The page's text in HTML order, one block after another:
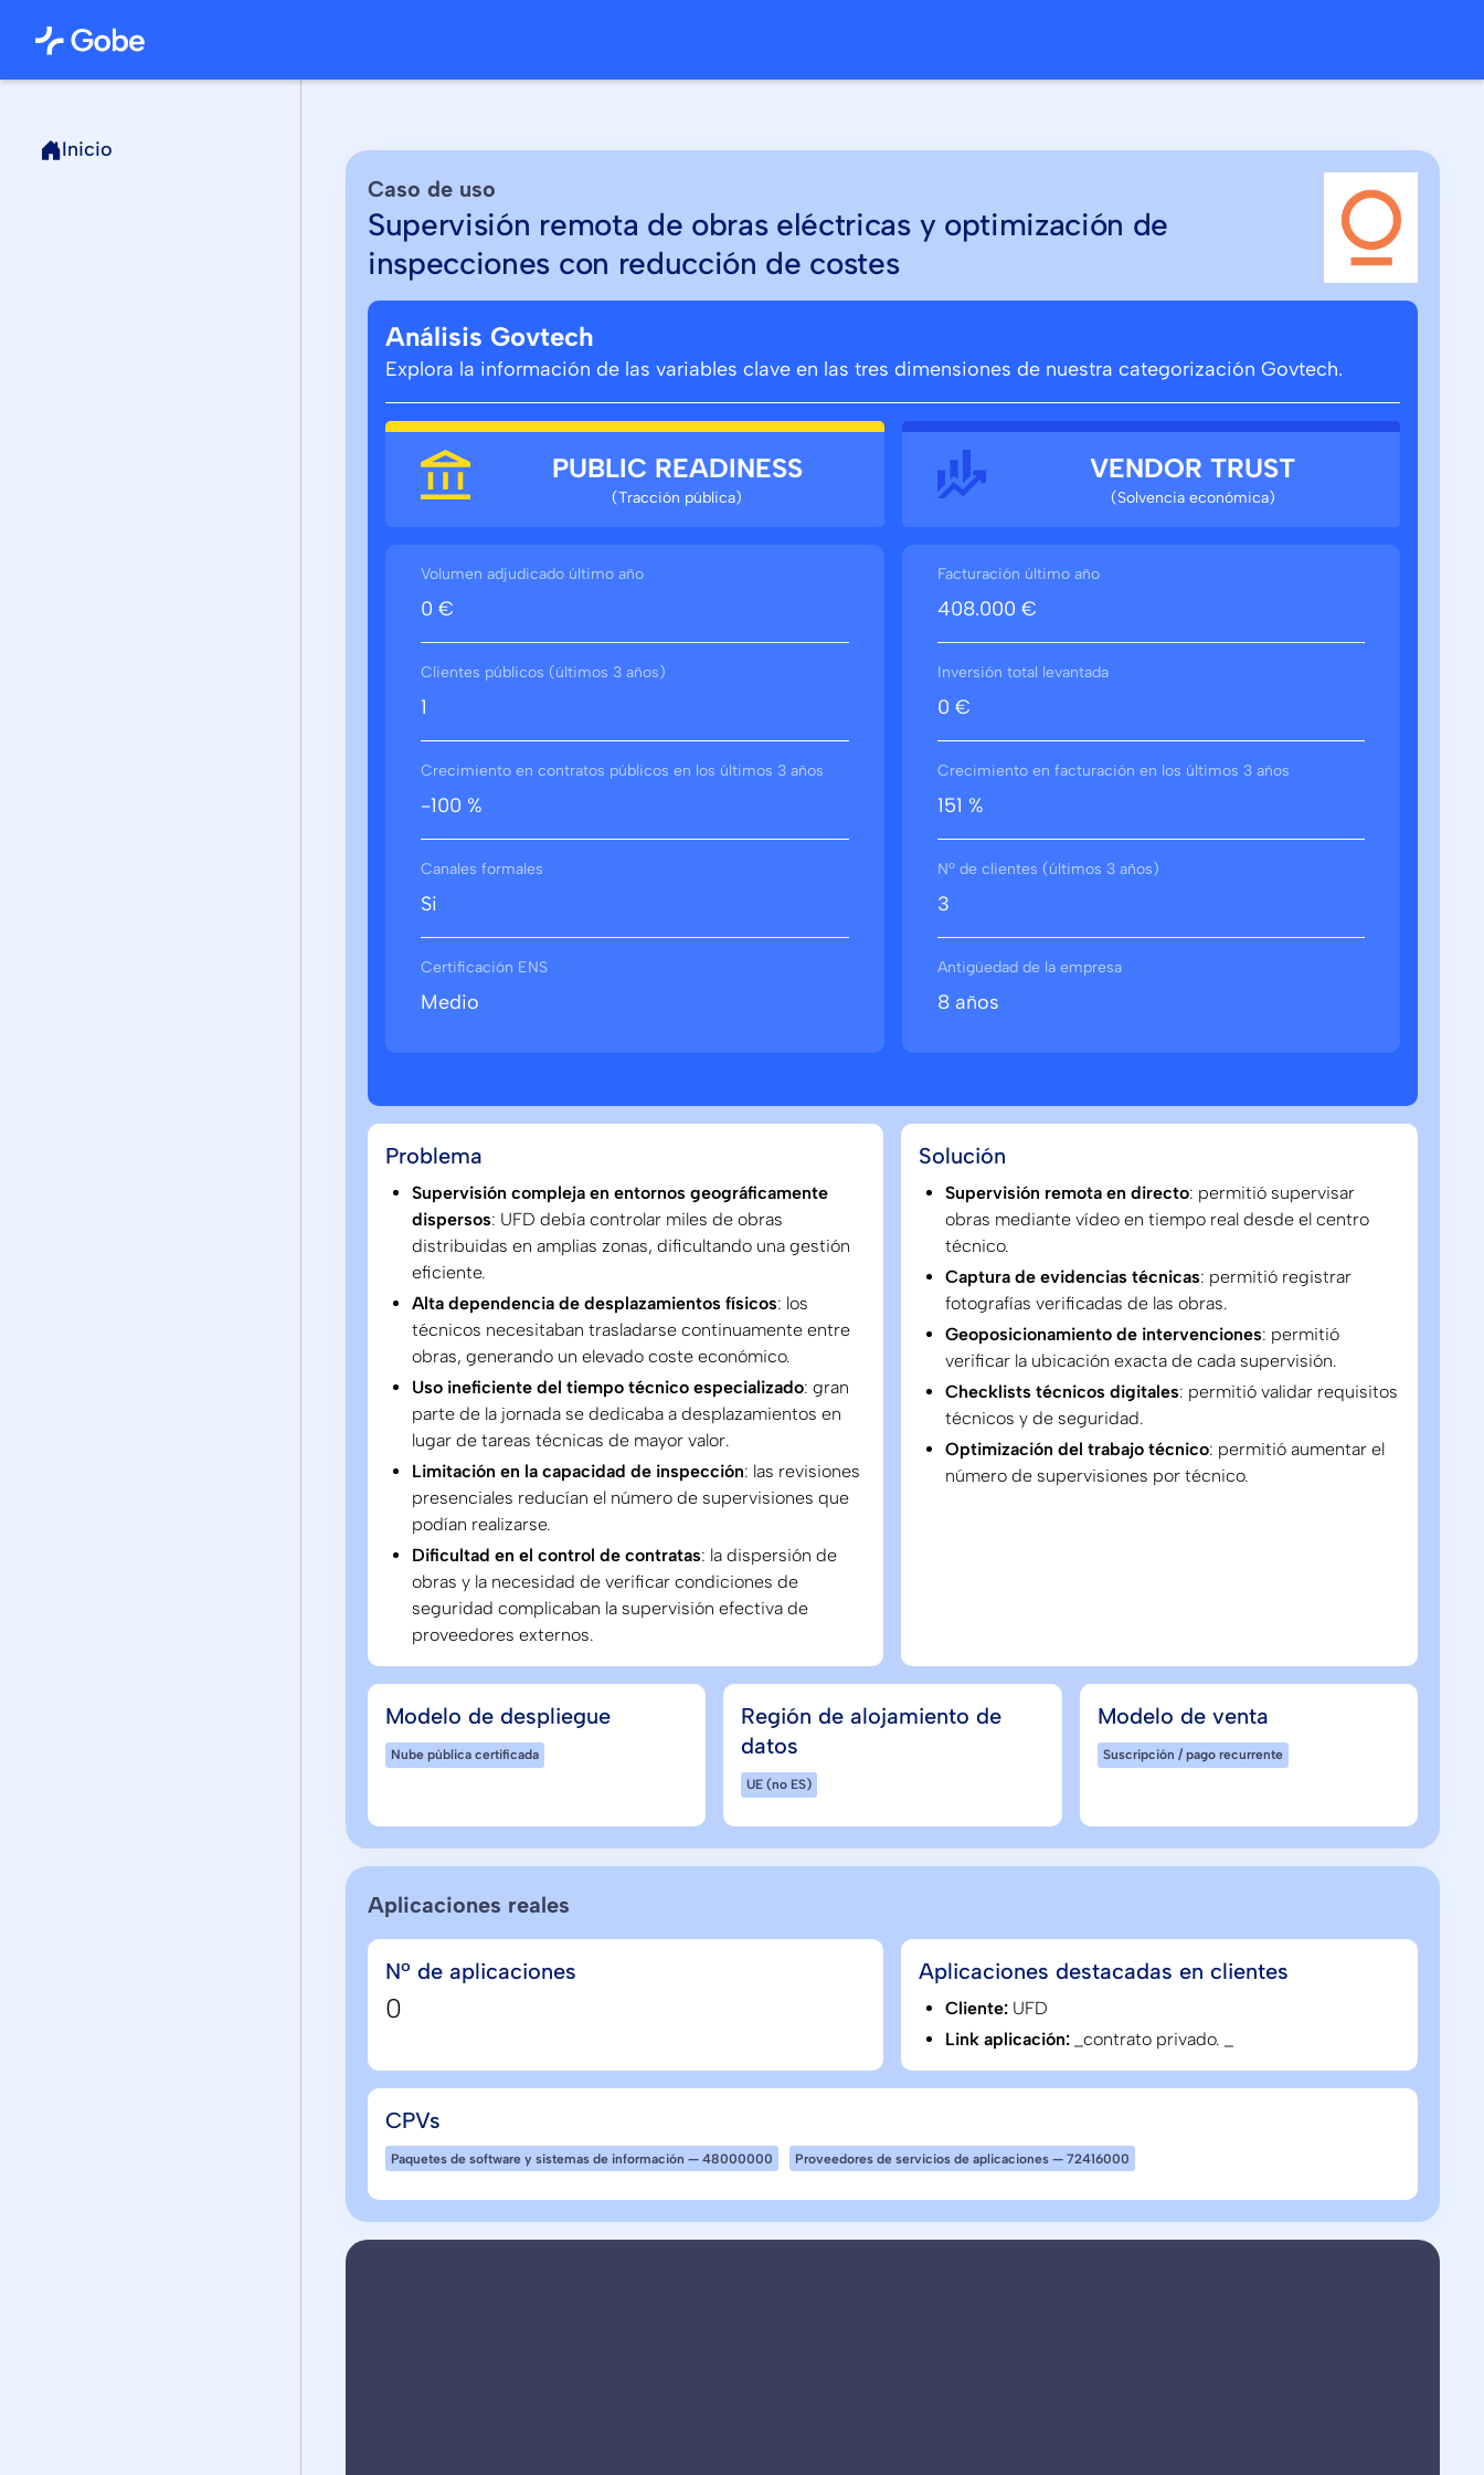
Inicio
Caso de uso
Supervisión remota de obras eléctricas y optimización de
inspecciones con reducción de costes
Análisis Govtech
Explora la información de las variables clave en las tres dimensiones de nuestra categorización Govtech.
PUBLIC READINESS
(Tracción pública)
Volumen adjudicado último año
0 €
Clientes públicos (últimos 3 años)
1
Crecimiento en contratos públicos en los últimos 3 años
-100 %
Canales formales
Si
Certificación ENS
Medio
VENDOR TRUST
(Solvencia económica)
Facturación último año
408.000 €
Inversión total levantada
0 €
Crecimiento en facturación en los últimos 3 años
151 %
Nº de clientes (últimos 3 años)
3
Antigüedad de la empresa
8 años
Problema
Supervisión compleja en entornos geográficamente
dispersos: UFD debía controlar miles de obras
distribuidas en amplias zonas, dificultando una gestión
eficiente.
Alta dependencia de desplazamientos físicos: los
técnicos necesitaban trasladarse continuamente entre
obras, generando un elevado coste económico.
Uso ineficiente del tiempo técnico especializado: gran
parte de la jornada se dedicaba a desplazamientos en
lugar de tareas técnicas de mayor valor.
Limitación en la capacidad de inspección: las revisiones
presenciales reducían el número de supervisiones que
podían realizarse.
Dificultad en el control de contratas: la dispersión de
obras y la necesidad de verificar condiciones de
seguridad complicaban la supervisión efectiva de
proveedores externos.
Solución
Supervisión remota en directo: permitió supervisar
obras mediante vídeo en tiempo real desde el centro
técnico.
Captura de evidencias técnicas: permitió registrar
fotografías verificadas de las obras.
Geoposicionamiento de intervenciones: permitió
verificar la ubicación exacta de cada supervisión.
Checklists técnicos digitales: permitió validar requisitos
técnicos y de seguridad.
Optimización del trabajo técnico: permitió aumentar el
número de supervisiones por técnico.
Modelo de despliegue
Nube pública certificada
Región de alojamiento de
datos
UE (no ES)
Modelo de venta
Suscripción / pago recurrente
Aplicaciones reales
Nº de aplicaciones
0
Aplicaciones destacadas en clientes
Cliente: UFD
Link aplicación:
_contrato privado. _
CPVs
Paquetes de software y sistemas de información — 48000000 Proveedores de servicios de aplicaciones — 72416000